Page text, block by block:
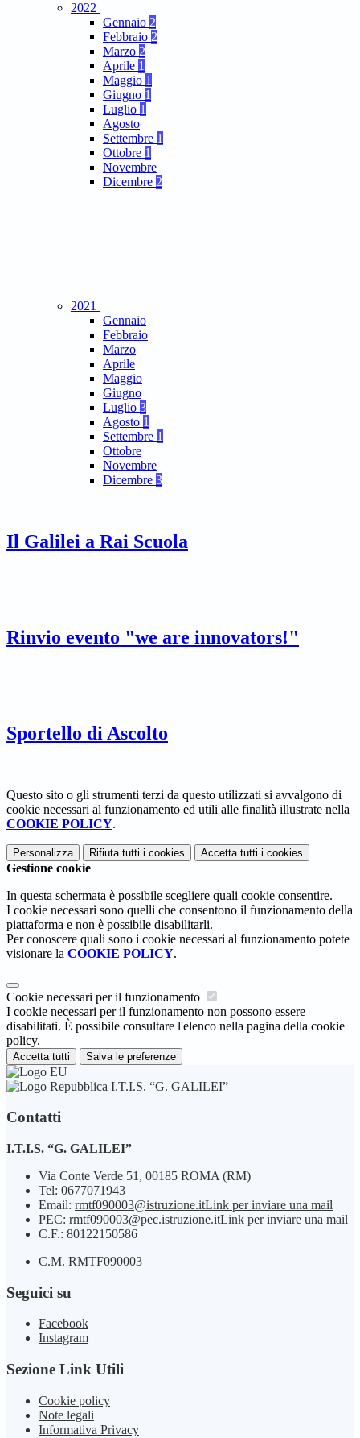
2022
Gennaio 2
Febbraio 2
Marzo 2
Aprile 1
Maggio 1
Giugno 1
Luglio 1
Agosto
Settembre 1
Ottobre 1
Novembre
Dicembre 2
2021
Gennaio
Febbraio
Marzo
Aprile
Maggio
Giugno
Luglio 3
Agosto 1
Settembre 1
Ottobre
Novembre
Dicembre 3
Il Galilei a Rai Scuola
Rinvio evento "we are innovators!"
Sportello di Ascolto
Questo sito o gli strumenti terzi da questo utilizzati si avvalgono di
cookie necessari al funzionamento ed utili alle finalità illustrate nella
COOKIE POLICY.
Personalizza Rifiuta tutti i cookies Accetta tutti i cookies
Gestione cookie
In questa schermata è possibile scegliere quali cookie consentire.
I cookie necessari sono quelli che consentono il funzionamento della
piattaforma e non è possibile disabilitarli.
Per conoscere quali sono i cookie necessari al funzionamento potete
visionare la COOKIE POLICY.
Cookie necessari per il funzionamento
I cookie necessari per il funzionamento non possono essere
disabilitati. È possibile consultare l'elenco nella pagina della cookie
policy.
Accetta tutti Salva le preferenze
I.T.I.S. “G. GALILEI”
Contatti
I.T.I.S. “G. GALILEI”
Via Conte Verde 51, 00185 ROMA (RM)
Tel: 0677071943
Email: rmtf090003@istruzione.itLink per inviare una mail
PEC: rmtf090003@pec.istruzione.itLink per inviare una mail
C.F.: 80122150586
C.M. RMTF090003
Seguici su
Facebook
Instagram
Sezione Link Utili
Cookie policy
Note legali
Informativa Privacy